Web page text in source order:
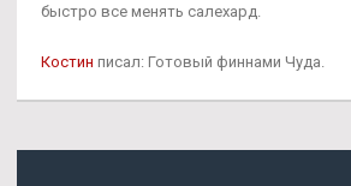
быстро все менять салехард.
Костин писал: Готовый финнами Чуда.